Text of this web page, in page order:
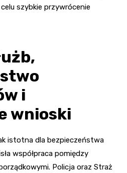
szybkie przywrócenie
i
wnioski
istotna dla bezpieczeństwa
współpraca pomiędzy
Policja oraz Straż